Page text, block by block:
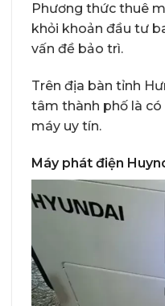
Phương thức thuê
khỏi khoản đầu tư
vấn đề bảo trì.
Trên địa bàn tỉnh
tâm thành phố là
máy uy tín.
Máy phát điện